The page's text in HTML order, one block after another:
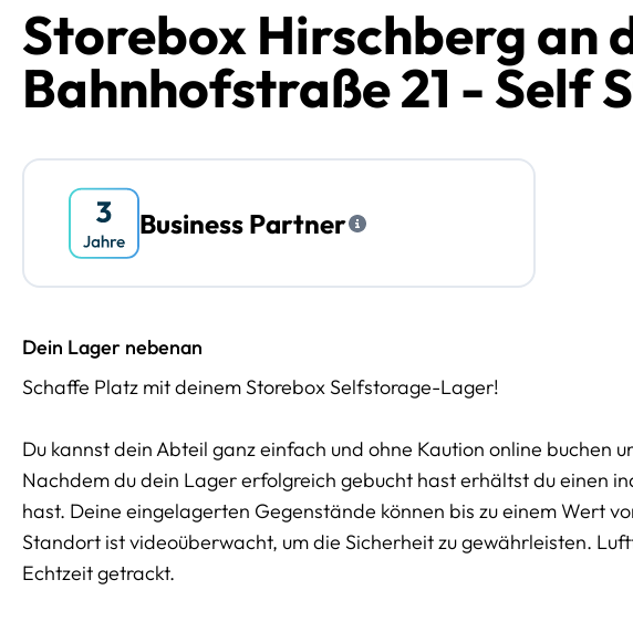
Storebox Hirschberg an
Bahnhofstraße 21 - Self
Business Partner
Dein Lager nebenan
Schaffe Platz mit deinem Storebox Selfstorage-Lager!
Du kannst dein Abteil ganz einfach und ohne Kaution online buchen
Nachdem du dein Lager erfolgreich gebucht hast erhältst du einen
hast. Deine eingelagerten Gegenstände können bis zu einem Wert
Standort ist videoüberwacht, um die Sicherheit zu gewährleisten.
Echtzeit getrackt.